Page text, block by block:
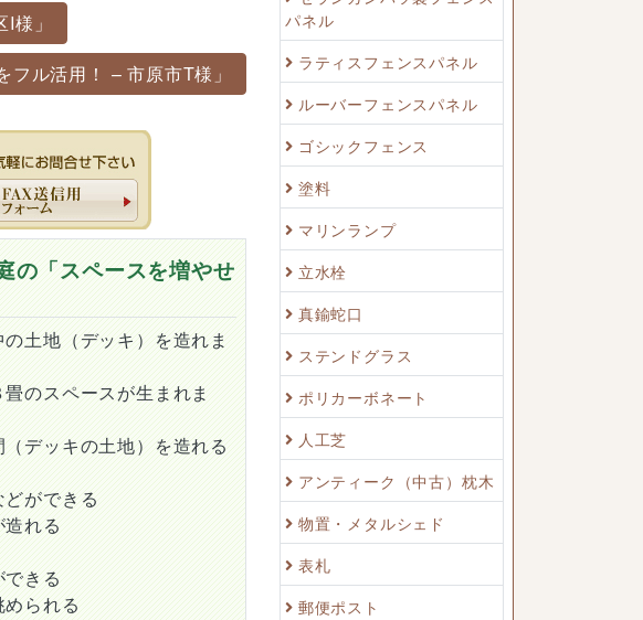
様」
ル活用！ – 市原市T様」
の「スペースを増やせ
土地（デッキ）を造れま
のスペースが生まれま
デッキの土地）を造れる
ができる
造れる
できる
められる
パネル
ラティスフェンスパネル
ルーバーフェンスパネル
ゴシックフェンス
塗料
マリンランプ
立水栓
真鍮蛇口
ステンドグラス
ポリカーボネート
人工芝
アンティーク（中古）枕木
物置・メタルシェド
表札
郵便ポスト